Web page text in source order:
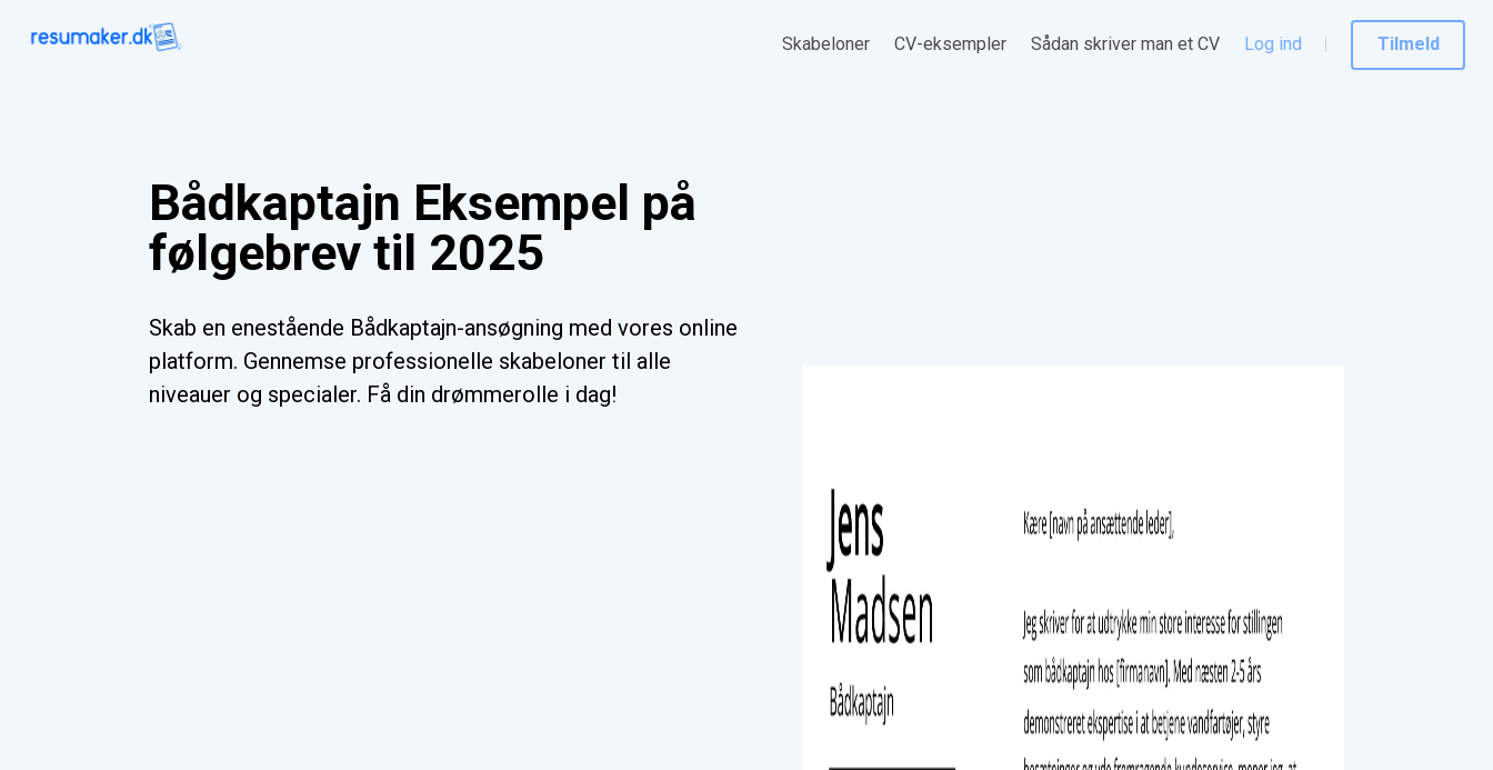
Skabeloner CV-eksempler Sådan skriver man et CV Log ind Tilmeld
Bådkaptajn Eksempel på
følgebrev til 2025
Skab en enestående Bådkaptajn-ansøgning med vores online
platform. Gennemse professionelle skabeloner til alle
niveauer og specialer. Få din drømmerolle i dag!